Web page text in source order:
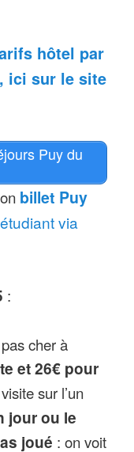
hôtel par
ici sur le site
Puy du
billet Puy
via
:
cher à
et 26€ pour
sur l’un
jour ou le
joué : on voit